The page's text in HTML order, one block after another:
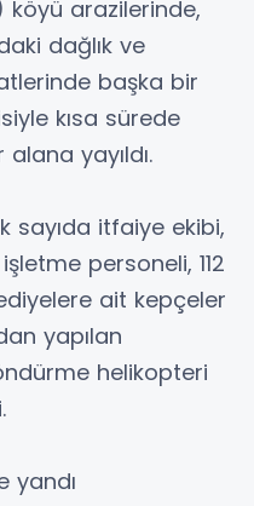
köyü arazilerinde,
dağlık ve
başka bir
kısa sürede
yayıldı.
sayıda itfaiye ekibi,
personeli, 112
ait kepçeler
yapılan
helikopteri
yandı